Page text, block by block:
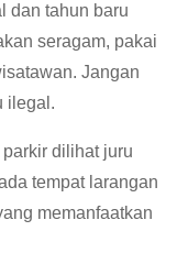
dan tahun baru
seragam, pakai
Jangan
ilegal.
dilihat juru
tempat larangan
memanfaatkan